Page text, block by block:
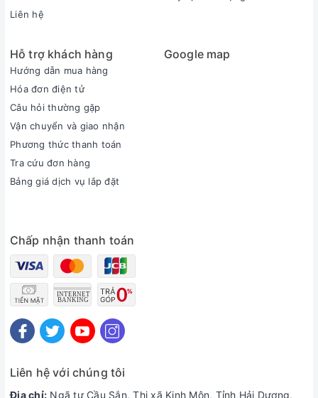
Liên hệ
Hỗ trợ khách hàng
Hướng dẫn mua hàng
Hóa đơn điện tử
Câu hỏi thường gặp
Vận chuyển và giao nhận
Phương thức thanh toán
Tra cứu đơn hàng
Bảng giá dịch vụ lắp đặt
Google map
Chấp nhận thanh toán
Liên hệ với chúng tôi
Địa chỉ: Ngã tư Cầu Sắn, Thị xã Kinh Môn, Tỉnh Hải Dương,